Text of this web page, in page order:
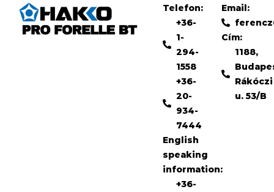
Telefon:
+36-
1-
294-
1558
+36-
20-
934-
7444
English
speaking
information:
+36-
Email:
Cím:
1188,
Rákóczi
u. 53/B